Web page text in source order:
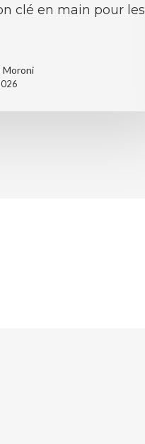
clé en main pour les
Moroni